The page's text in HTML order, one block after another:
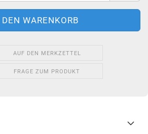
AUF DEN MERKZETTEL
FRAGE ZUM PRODUKT